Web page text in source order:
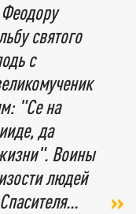
святого
с
"Се на
да
Воины
людей